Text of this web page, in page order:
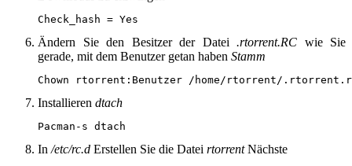
Check_hash = Yes
Ändern Sie den Besitzer der Datei .rtorrent.RC wie Sie
gerade, mit dem Benutzer getan haben Stamm
Chown rtorrent:Benutzer /home/rtorrent/
Installieren dtach
Pacman-s dtach
In/etc/rc.d Erstellen Sie die Datei rtorrentNächste